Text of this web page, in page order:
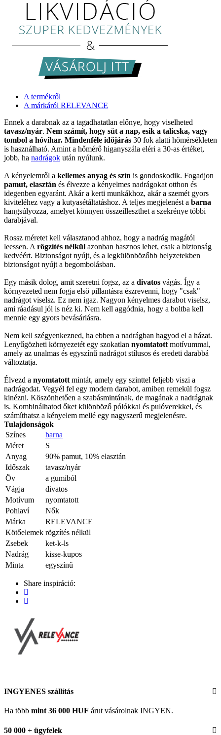
A termékről
A márkáról RELEVANCE
Ennek a darabnak az a tagadhatatlan előnye, hogy viselheted
tavasz/nyár. Nem számít, hogy süt a nap, esik a talicska, vagy
tombol a hóvihar. Mindenféle időjárás 30 fok alatti hőmérsékleten
is használható. Amint a hőmérő higanyszála eléri a 30-as értéket,
jobb, ha nadrágok után nyúlunk.
A kényelemről a kellemes anyag és szín is gondoskodik. Fogadjon
pamut, elasztán és élvezze a kényelmes nadrágokat otthon és
idegenben egyaránt. Akár a kerti munkákhoz, akár a szemét gyors
kiviteléhez vagy a kutyasétáltatáshoz. A teljes megjelenést a barna
hangsúlyozza, amelyet könnyen összeilleszthet a szekrénye többi
darabjával.
Rossz méretet kell választanod ahhoz, hogy a nadrág magától
leessen. A rögzítés nélkül azonban hasznos lehet, csak a biztonság
kedvéért. Biztonságot nyújt, és a legkülönbözőbb helyzetekben
biztonságot nyújt a begombolásban.
Egy másik dolog, amit szeretni fogsz, az a divatos vágás. Így a
környezeted nem fogja első pillantásra észrevenni, hogy "csak"
nadrágot viselsz. Ez nem igaz. Nagyon kényelmes darabot viselsz,
ami ráadásul jól is néz ki. Nem kell aggódnia, hogy a boltba kell
mennie egy gyors bevásárlásra.
Nem kell szégyenkezned, ha ebben a nadrágban hagyod el a házat.
Lenyűgözheti környezetét egy szokatlan nyomtatott motívummal,
amely az unalmas és egyszínű nadrágot stílusos és eredeti darabbá
változtatja.
Élvezd a nyomtatott mintát, amely egy szinttel feljebb viszi a
nadrágodat. Vegyél fel egy modern darabot, amiben remekül fogsz
kinézni. Köszönhetően a szabásmintának, de magának a nadrágnak
is. Kombinálhatod őket különböző pólókkal és pulóverekkel, és
számíthatsz a kényelem mellé egy nagyszerű megjelenésre.
Tulajdonságok
Színes
barna
Méret
S
Anyag
90% pamut, 10% elasztán
Időszak
tavasz/nyár
Öv
a gumiból
Vágja
divatos
Motívum
nyomtatott
Pohlaví
Nők
Márka
RELEVANCE
Kötőelemek rögzítés nélkül
Zsebek
ket-k-ls
Nadrág
kisse-kupos
Minta
egyszínű
Share inspiráció:
INGYENES szállítás
Ha több mint 36 000 HUF árut vásárolnak INGYEN.
50 000 + ügyfelek